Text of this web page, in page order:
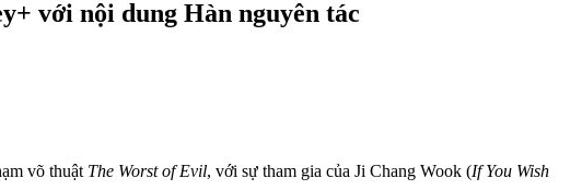
với nội dung Hàn nguyên tác
võ thuật The Worst of Evil, với sự tham gia của Ji Chang Wook (If You Wish